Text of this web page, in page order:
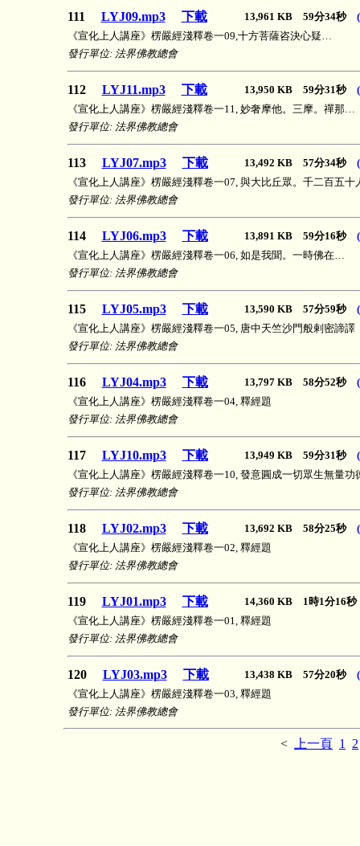
111 LYJ09.mp3 下載 13,961 KB 59分34秒
《宣化上人講座》楞嚴經淺釋卷一09,十方菩薩咨決心疑…
發行單位: 法界佛教總會
112 LYJ11.mp3 下載 13,950 KB 59分31秒
《宣化上人講座》楞嚴經淺釋卷一11, 妙奢摩他。三摩。禪那…
發行單位: 法界佛教總會
113 LYJ07.mp3 下載 13,492 KB 57分34秒
《宣化上人講座》楞嚴經淺釋卷一07, 與大比丘眾。千二百五十
發行單位: 法界佛教總會
114 LYJ06.mp3 下載 13,891 KB 59分16秒
《宣化上人講座》楞嚴經淺釋卷一06, 如是我聞。一時佛在…
發行單位: 法界佛教總會
115 LYJ05.mp3 下載 13,590 KB 57分59秒
《宣化上人講座》楞嚴經淺釋卷一05, 唐中天竺沙門般剌密諦譯
發行單位: 法界佛教總會
116 LYJ04.mp3 下載 13,797 KB 58分52秒
《宣化上人講座》楞嚴經淺釋卷一04, 釋經題
發行單位: 法界佛教總會
117 LYJ10.mp3 下載 13,949 KB 59分31秒
《宣化上人講座》楞嚴經淺釋卷一10, 發意圓成一切眾生無量
發行單位: 法界佛教總會
118 LYJ02.mp3 下載 13,692 KB 58分25秒
《宣化上人講座》楞嚴經淺釋卷一02, 釋經題
發行單位: 法界佛教總會
119 LYJ01.mp3 下載
14,360 KB 1時1分16
《宣化上人講座》楞嚴經淺釋卷一01, 釋經題
發行單位: 法界佛教總會
120 LYJ03.mp3 下載 13,438 KB 57分20秒
《宣化上人講座》楞嚴經淺釋卷一03, 釋經題
發行單位: 法界佛教總會
< 上一頁 1 2